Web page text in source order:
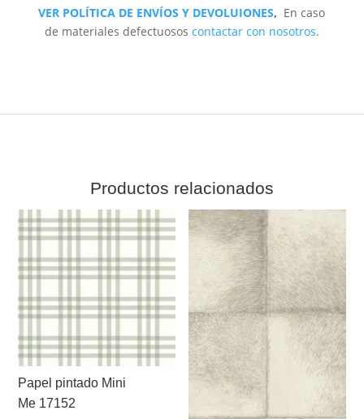
VER POLÍTICA DE ENVÍOS Y DEVOLUIONES, En caso
de materiales defectuosos contactar con nosotros.
Productos relacionados
Papel pintado Mini
Me 17152